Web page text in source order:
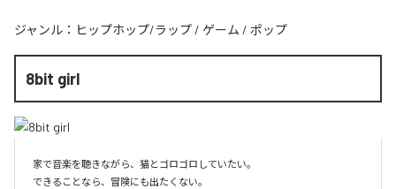
ジャンル： ヒップホップ/ラップ / ゲーム / ポップ
8bit girl
家で音楽を聴きながら、猫とゴロゴロしていたい。
できることなら、冒険にも出たくない。